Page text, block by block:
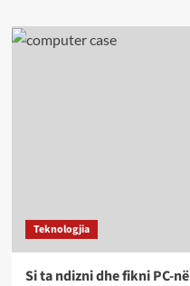
Teknologjia
Si ta ndizni dhe fikni PC-në